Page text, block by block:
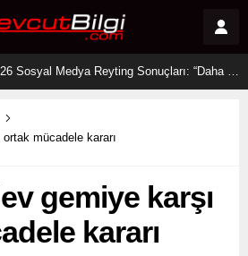
2 Ağustos 2026 Sosyal Medya Reyting Sonuçları: “Daha 17” Ekranlara Ambargo Koydu!
mücadele kararı
gemiye karşı
kararı